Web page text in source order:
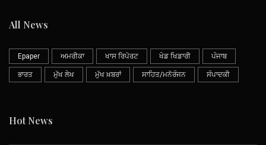
All News
Epaper ਅਮਰੀਕਾ ਖਾਸ ਰਿਪੋਰਟ ਖੇਡ ਖਿਡਾਰੀ ਪੰਜਾਬ
ਭਾਰਤ ਮੁੱਖ ਲੇਖ ਮੁੱਖ ਖ਼ਬਰਾਂ ਸਾਹਿਤ/ਮਨੋਰੰਜਨ ਸੰਪਾਦਕੀ
Hot News